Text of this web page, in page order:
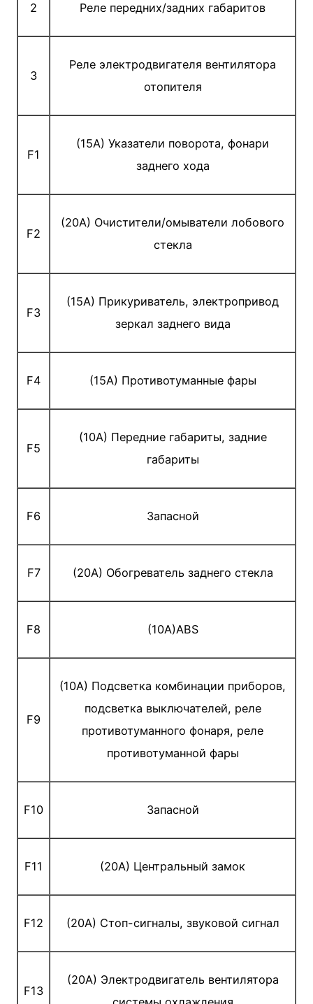
2 Реле передних/задних габаритов
3
Реле электродвигателя вентилятора
отопителя
F1
(15A) Указатели поворота, фонари
заднего хода
F2
(20A) Очистители/омыватели лобового
стекла
F3
(15A) Прикуриватель, электропривод
зеркал заднего вида
F4 (15A) Противотуманные фары
F5
(10A) Передние габариты, задние
габариты
F6 Запасной
F7 (20A) Обогреватель заднего стекла
F8 (10A)ABS
F9
(10A) Подсветка комбинации приборов,
подсветка выключателей, реле
противотуманного фонаря, реле
противотуманной фары
F10 Запасной
F11 (20A) Центральный замок
F12 (20A) Стоп-сигналы, звуковой сигнал
F13
(20A) Электродвигатель вентилятора